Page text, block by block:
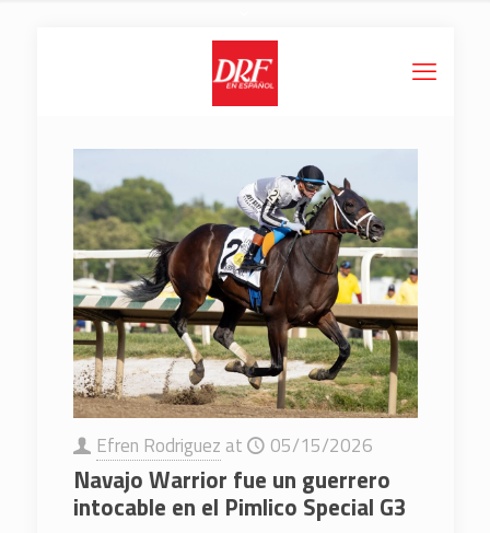
Efren Rodriguez at 05/15/2026
Navajo Warrior fue un guerrero
intocable en el Pimlico Special G3